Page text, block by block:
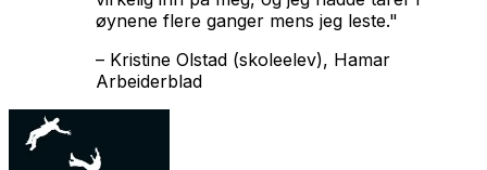
øynene flere ganger mens jeg leste."
– Kristine Olstad (skoleelev), Hamar
Arbeiderblad